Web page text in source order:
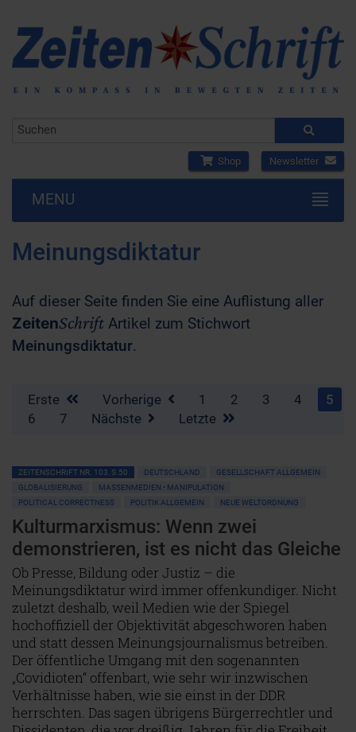
Shop Newsletter
MENU
Meinungsdiktatur
Auf dieser Seite finden Sie eine Auflistung aller
ZeitenSchrift Artikel zum Stichwort
Meinungsdiktatur.
Erste Vorherige 1 2 3 4
5
6
7 Nächste Letzte
ZEITENSCHRIFT NR. 103, S.50 DEUTSCHLAND
GESELLSCHAFT ALLGEMEIN
GLOBALISIERUNG
MASSENMEDIEN • MANIPULATION
POLITICAL CORRECTNESS
POLITIK ALLGEMEIN NEUE WELTORDNUNG
Kulturmarxismus: Wenn zwei
demonstrieren, ist es nicht das Gleiche
Ob Presse, Bildung oder Justiz – die
Meinungsdiktatur wird immer offenkundiger. Nicht
zuletzt deshalb, weil Medien wie der Spiegel
hochoffiziell der Objektivität abgeschworen haben
und statt dessen Meinungsjournalismus betreiben.
Der öffentliche Umgang mit den sogenannten
„Covidioten“ offenbart, wie sehr wir inzwischen
Verhältnisse haben, wie sie einst in der DDR
herrschten. Das sagen übrigens Bürgerrechtler und